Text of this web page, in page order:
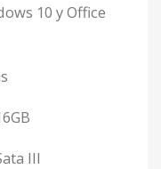
10 y Office
III